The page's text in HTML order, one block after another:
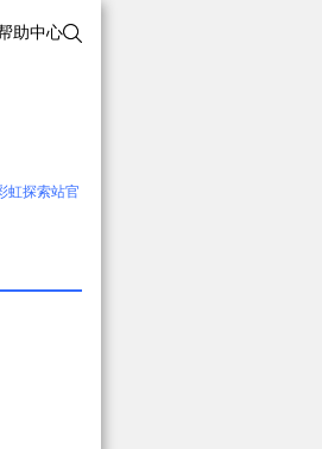
助中心
虹探索站官